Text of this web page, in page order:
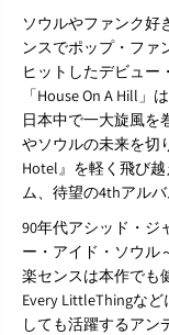
D
D
ソウルやファンク好
ンスでポップ・ファ
ヒットしたデビュー
「House On A Hill
日本中で一大旋風を
やソウルの未来を切
Hotel』を軽く飛び
ム、待望の4thアル
90年代アシッド・ジ
ー・アイド・ソウル
楽センスは本作でも
Every LittleThingな
しても活躍するアン